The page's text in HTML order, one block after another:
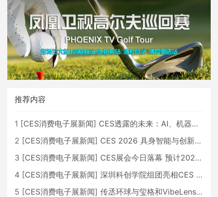
推荐内容
1 [CES消费电子展新闻] CES透露的未来：AI、机器人与智能生活大爆发
2 [CES消费电子展新闻] CES 2026 具身智能与创新领域 中国公司大放异彩
3 [CES消费电子展新闻] CES展会今日落幕 预计2026行业收入将超五千亿美元
4 [CES消费电子展新闻] 深圳科创学院组团亮相CES 广受好评
5 [CES消费电子展新闻] 传丞环球与玺格和VibeLens共同推出全新耳机